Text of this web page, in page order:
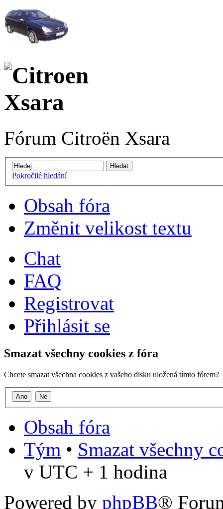
Fórum Citroën Xsara
Pokročilé hledání
Obsah fóra
Změnit velikost textu
Chat
FAQ
Registrovat
Přihlásit se
Smazat všechny cookies z fóra
Chcete smazat všechna cookies z vašeho disku uložená tímto fórem?
Obsah fóra
Tým • Smazat všechny
v UTC + 1 hodina
Powered by phpBB®